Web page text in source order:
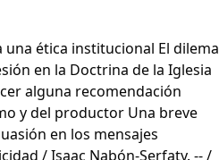
ética institucional El dilema
en la Doctrina de la Iglesia
alguna recomendación
y del productor Una breve
en los mensajes